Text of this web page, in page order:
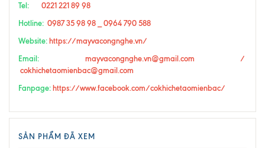
Tel:
0221 221 89 98
Hotline: 0987 35 98 98 _ 0964 790 588
Website:https://mayvacongnghe.vn/
Email: mayvacongnghe.vn@gmail.com /
cokhichetaomienbac@gmail.com
Fanpage:https://www.facebook.com/cokhichetaomienbac/
SẢN PHẨM ĐÃ XEM